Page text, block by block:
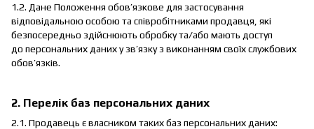
1.2. Дане Положення обов’язкове для застосування
відповідальною особою та співробітниками продавця, які
безпосередньо здійснюють обробку та/або мають доступ
до персональних даних у зв’язку з виконанням своїх службових
обов’язків.
2. Перелік баз персональних даних
2.1. Продавець є власником таких баз персональних даних: